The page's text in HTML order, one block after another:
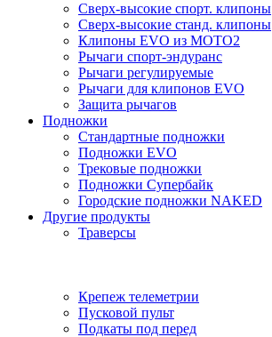
Сверх-высокие спорт. клипоны
Сверх-высокие станд. клипоны
Клипоны EVO из MOTO2
Рычаги спорт-эндуранс
Рычаги регулируемые
Рычаги для клипонов EVO
Защита рычагов
Подножки
Стандартные подножки
Подножки EVO
Трековые подножки
Подножки Супербайк
Городские подножки NAKED
Другие продукты
Траверсы
Крепеж телеметрии
Пусковой пульт
Подкаты под перед